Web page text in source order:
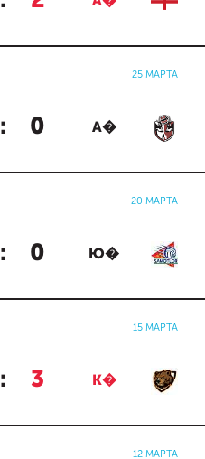
25 МАРТА
: 0 А�
20 МАРТА
: 0 Ю�
15 МАРТА
: 3 К�
12 МАРТА